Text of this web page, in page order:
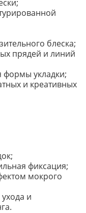
блеска;
прядей и линий
формы укладки;
и креативных
фиксация;
мокрого
и